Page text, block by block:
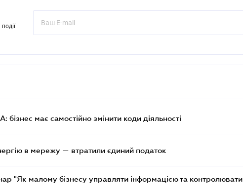
бізнес має самостійно змінити коди діяльності
в мережу — втратили єдиний податок
"Як малому бізнесу управляти інформацією та контролювати